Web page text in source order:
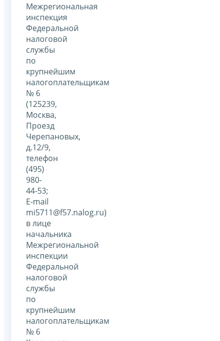
Межрегиональная
инспекция
Федеральной
налоговой
службы
по
крупнейшим
налогоплательщикам
№ 6
(125239,
Москва,
Проезд
Черепановых,
д.12/9,
телефон
(495)
980-
44-53;
E-mail
mi5711@f57.nalog.ru)
в лице
начальника
Межрегиональной
инспекции
Федеральной
налоговой
службы
по
крупнейшим
налогоплательщикам
№ 6